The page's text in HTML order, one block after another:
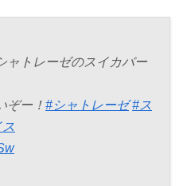
ャトレーゼのスイカバー
ぞー！ #シャトレーゼ #ス